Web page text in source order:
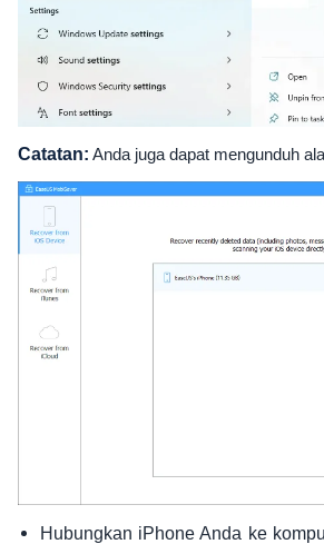
Catatan: Anda juga dapat mengunduh
Hubungkan iPhone Anda ke